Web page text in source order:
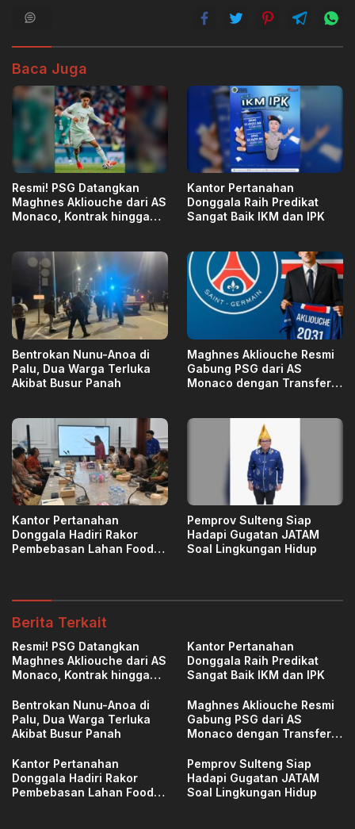
Baca Juga
Resmi! PSG Datangkan
Maghnes Akliouche dari AS
Monaco, Kontrak hingga
Kantor Pertanahan
Donggala Raih Predikat
Sangat Baik IKM dan IPK
Bentrokan Nunu-Anoa di
Palu, Dua Warga Terluka
Akibat Busur Panah
Maghnes Akliouche Resmi
Gabung PSG dari AS
Monaco dengan Transfer
Kantor Pertanahan
Donggala Hadiri Rakor
Pembebasan Lahan Food
Pemprov Sulteng Siap
Hadapi Gugatan JATAM
Soal Lingkungan Hidup
Berita Terkait
Resmi! PSG Datangkan
Maghnes Akliouche dari AS
Monaco, Kontrak hingga
Kantor Pertanahan
Donggala Raih Predikat
Sangat Baik IKM dan IPK
Bentrokan Nunu-Anoa di
Palu, Dua Warga Terluka
Akibat Busur Panah
Maghnes Akliouche Resmi
Gabung PSG dari AS
Monaco dengan Transfer
Kantor Pertanahan
Donggala Hadiri Rakor
Pembebasan Lahan Food
Pemprov Sulteng Siap
Hadapi Gugatan JATAM
Soal Lingkungan Hidup